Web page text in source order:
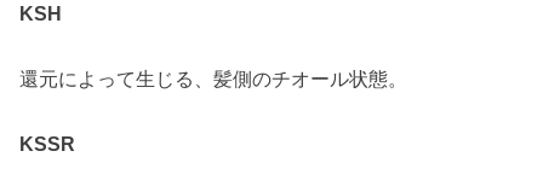
KSH
還元によって生じる、髪側のチオール状態。
KSSR